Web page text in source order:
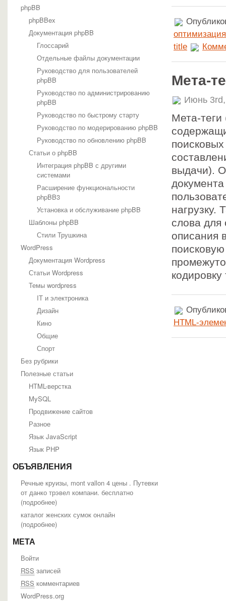
phpBB
phpBBex
Документация phpBB
Глоссарий
Отдельные файлы документации
Руководство для пользователей
phpBB
Руководство по администрированию
phpBB
Руководство по быстрому старту
Руководство по модерированию phpBB
Руководство по обновлению phpBB
Статьи о phpBB
Интеграция phpBB с другими
системами
Расширение функциональности
phpBB3
Установка и обслуживание phpBB
Шаблоны phpBB
Стили Трушкина
WordPress
Документация Wordpress
Статьи Wordpress
Темы wordpress
IT и электроника
Дизайн
Кино
Общие
Спорт
Без рубрики
Полезные статьи
HTML-верстка
MySQL
Продвижение сайтов
Разное
Язык JavaScript
Язык PHP
ОБЪЯВЛЕНИЯ
Речные круизы, mont vallon 4 цены . Путевки
от данко трэвел компани. бесплатно
(подробнее)
каталог женских сумок онлайн
(подробнее)
МЕТА
Войти
RSS записей
RSS комментариев
WordPress.org
оптимизация
title
Мета-
Июнь
Мета-
выдачи).
нагрузку.
слова для
описания
HTML-